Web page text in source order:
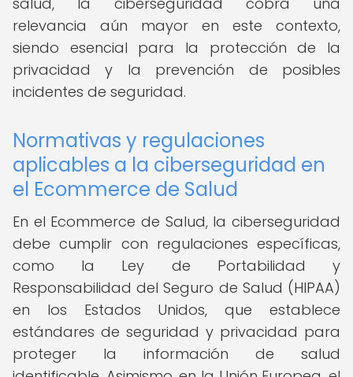
relevancia aún mayor en este contexto,
siendo esencial para la protección de la
privacidad y la prevención de posibles
incidentes de seguridad.
Normativas y regulaciones
aplicables a la ciberseguridad en
el Ecommerce de Salud
En el Ecommerce de Salud, la ciberseguridad
debe cumplir con regulaciones específicas,
como la Ley de Portabilidad y
Responsabilidad del Seguro de Salud (HIPAA)
en los Estados Unidos, que establece
estándares de seguridad y privacidad para
proteger la información de salud